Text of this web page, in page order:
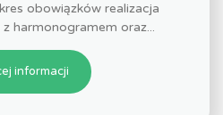
obowiązków realizacja
harmonogramem oraz...
informacji